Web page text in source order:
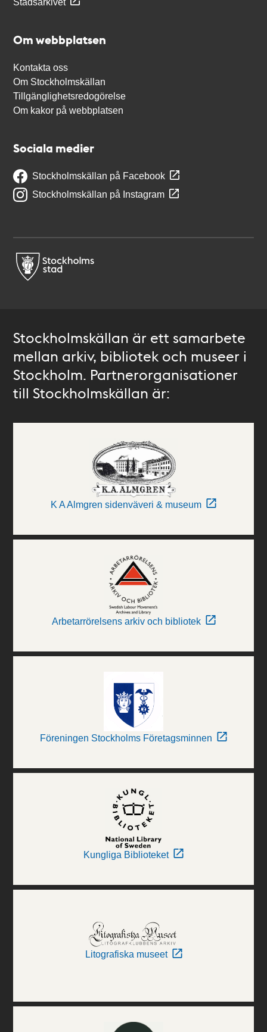
Stadsarkivet
Om webbplatsen
Kontakta oss
Om Stockholmskällan
Tillgänglighetsredogörelse
Om kakor på webbplatsen
Sociala medier
Stockholmskällan på Facebook
Stockholmskällan på Instagram
Stockholmskällan är ett samarbete
mellan arkiv, bibliotek och museer i
Stockholm. Partnerorganisationer
till Stockholmskällan är:
K A Almgren sidenväveri & museum
Arbetarrörelsens arkiv och bibliotek
Föreningen Stockholms Företagsminnen
Kungliga Biblioteket
Litografiska museet